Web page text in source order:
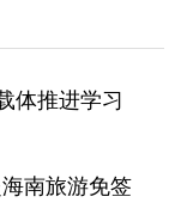
体推进学习
南旅游免签